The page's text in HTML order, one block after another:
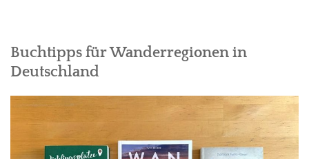
AFRIKA
WELTREISE
GESELLSCHAFT & UNSERE ZEIT
Buchtipps für Wanderregionen in
Deutschland